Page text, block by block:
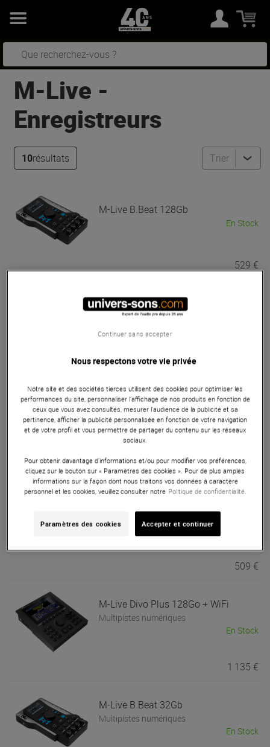
M-Live -
Enregistreurs
10résultats Trier
M-Live B.Beat 128Gb
En Stock
529 €
Multipistes numériques
M-LiveMerish 5+ Plus
M-LiveB.Beat X 128Gb
En Stock
589 €
509 €
Multipistes numériques
M-Live Divo Plus 128Go + WiFi
En Stock
1 135 €
Multipistes numériques
M-Live B.Beat 32Gb
En Stock
Nous respectons votre vie privée
Notre site et des sociétés tierces utilisent des cookies pour optimiser les
performances du site, personnaliser l’affichage de nos produits en fonction de
ceux que vous avez consultés, mesurer l'audience de la publicité et sa
pertinence, afficher la publicité personnalisée en fonction de votre navigation
et de votre profil et vous permettre de partager du contenu sur les réseaux
sociaux.
Pour obtenir davantage d'informations et/ou pour modifier vos préférences,
cliquez sur le bouton sur « Paramètres des cookies ». Pour de plus amples
informations sur la façon dont nous traitons vos données à caractère
personnel et les cookies, veuillez consulter notre Politique de confidentialité.
Paramètres des cookies Accepter et continuer
Continuer sans accepter